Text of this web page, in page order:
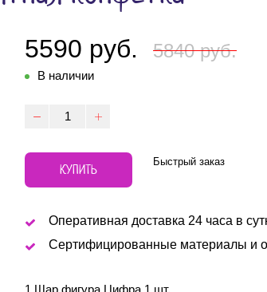
5590 руб. 5840 руб.
В наличии
КУПИТЬ Быстрый заказ
Оперативная доставка 24 часа в
Сертифицированные материалы и
1 Шар фигура Цифра 1 шт.